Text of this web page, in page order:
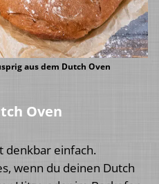
aus dem Dutch Oven
Oven
denkbar einfach.
wenn du deinen Dutch